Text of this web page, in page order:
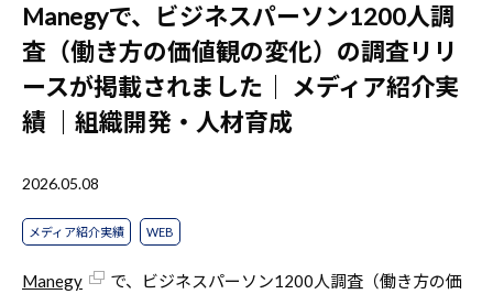
Manegyで、ビジネスパーソン1200人調
査（働き方の価値観の変化）の調査リリ
ースが掲載されました｜ メディア紹介実
績
｜組織開発・人材育成
2026.05.08
メディア紹介実績 WEB
Manegy
で、ビジネスパーソン1200人調査（働き方の価